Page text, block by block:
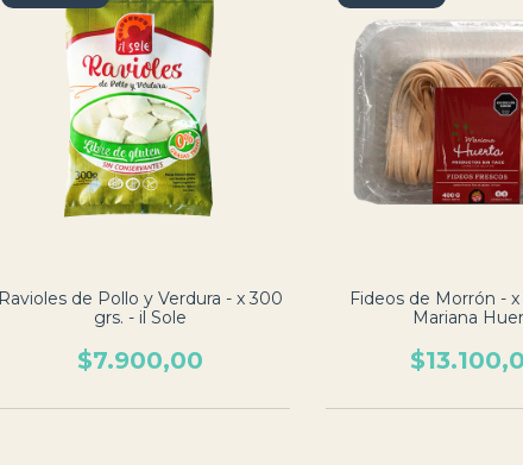
Ravioles de Pollo y Verdura - x 300
grs. - il Sole
$7.900,00
Fideos de Morrón -
Mariana